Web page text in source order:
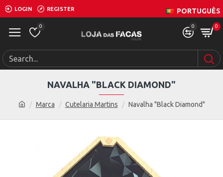
LOGIN REGISTER PORTUGUÊS
0 0 0
Marca Cutelaria Martins Navalha "Black Diamond"
NAVALHA "BLACK DIAMOND"